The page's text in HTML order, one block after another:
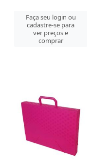
Faça seu login ou
cadastre-se para
ver preços e
comprar